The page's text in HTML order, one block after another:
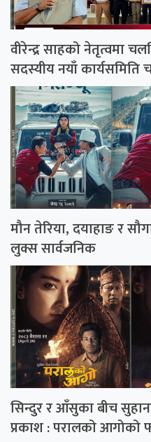
वीरेन्द्र साहको नेतृत्वमा
सदस्यीय नयाँ कार्यसमिति
मौन तेरिया, दयाहाङ र
लुक्स सार्वजनिक
सिन्दुर र आँसुका बीच
प्रकाश : परालको आगोको